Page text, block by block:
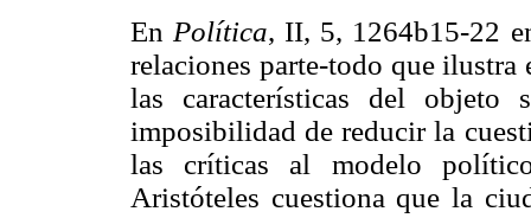
En Política, II, 5, 1264b15-22
relaciones parte-todo que ilustra
las características del
imposibilidad de reducir la
las críticas al modelo
Aristóteles cuestiona que la